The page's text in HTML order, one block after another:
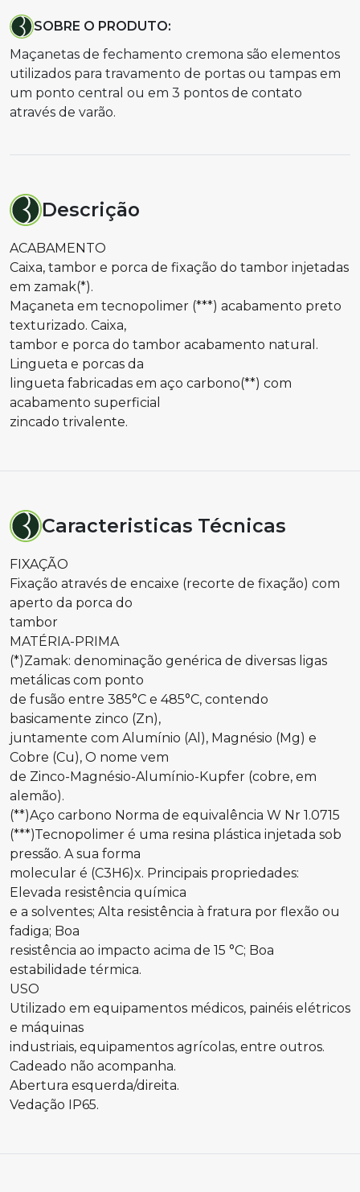
SOBRE O PRODUTO:
Maçanetas de fechamento cremona são elementos
utilizados para travamento de portas ou tampas em
um ponto central ou em 3 pontos de contato
através de varão.
Descrição
ACABAMENTO
Caixa, tambor e porca de fixação do tambor injetadas
em zamak(*).
Maçaneta em tecnopolimer (***) acabamento preto
texturizado. Caixa,
tambor e porca do tambor acabamento natural.
Lingueta e porcas da
lingueta fabricadas em aço carbono(**) com
acabamento superficial
zincado trivalente.
Caracteristicas Técnicas
FIXAÇÃO
Fixação através de encaixe (recorte de fixação) com
aperto da porca do
tambor
MATÉRIA-PRIMA
(*)Zamak: denominação genérica de diversas ligas
metálicas com ponto
de fusão entre 385°C e 485°C, contendo
basicamente zinco (Zn),
juntamente com Alumínio (Al), Magnésio (Mg) e
Cobre (Cu), O nome vem
de Zinco-Magnésio-Alumínio-Kupfer (cobre, em
alemão).
(**)Aço carbono Norma de equivalência W Nr 1.0715
(***)Tecnopolimer é uma resina plástica injetada sob
pressão. A sua forma
molecular é (C3H6)x. Principais propriedades:
Elevada resistência química
e a solventes; Alta resistência à fratura por flexão ou
fadiga; Boa
resistência ao impacto acima de 15 °C; Boa
estabilidade térmica.
USO
Utilizado em equipamentos médicos, painéis elétricos
e máquinas
industriais, equipamentos agrícolas, entre outros.
Cadeado não acompanha.
Abertura esquerda/direita.
Vedação IP65.